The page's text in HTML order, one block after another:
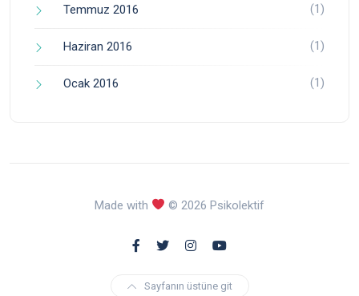
Temmuz 2016 (1)
Haziran 2016 (1)
Ocak 2016 (1)
Made with © 2026 Psikolektif
Sayfanın üstüne git